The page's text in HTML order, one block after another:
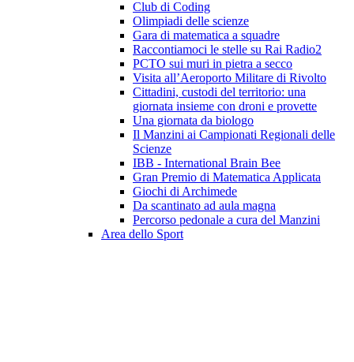
Club di Coding
Olimpiadi delle scienze
Gara di matematica a squadre
Raccontiamoci le stelle su Rai Radio2
PCTO sui muri in pietra a secco
Visita all’Aeroporto Militare di Rivolto
Cittadini, custodi del territorio: una
giornata insieme con droni e provette
Una giornata da biologo
Il Manzini ai Campionati Regionali delle
Scienze
IBB - International Brain Bee
Gran Premio di Matematica Applicata
Giochi di Archimede
Da scantinato ad aula magna
Percorso pedonale a cura del Manzini
Area dello Sport